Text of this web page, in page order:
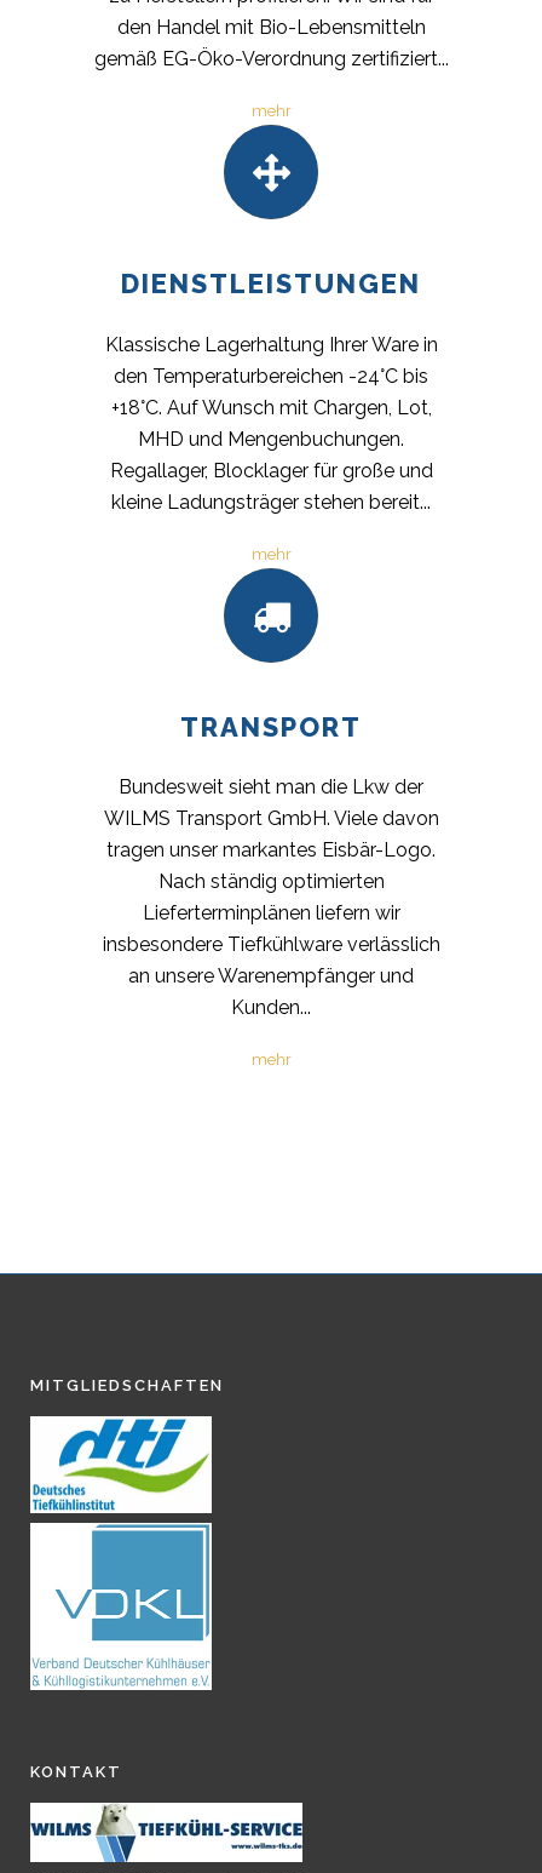
den Handel mit Bio-Lebensmitteln
gemäß EG-Öko-Verordnung zertifiziert...
mehr
DIENSTLEISTUNGEN
Klassische Lagerhaltung Ihrer Ware in
den Temperaturbereichen -24°C bis
+18°C. Auf Wunsch mit Chargen, Lot,
MHD und Mengenbuchungen.
Regallager, Blocklager für große und
kleine Ladungsträger stehen bereit...
mehr
TRANSPORT
Bundesweit sieht man die Lkw der
WILMS Transport GmbH. Viele davon
tragen unser markantes Eisbär-Logo.
Nach ständig optimierten
Lieferterminplänen liefern wir
insbesondere Tiefkühlware verlässlich
an unsere Warenempfänger und
Kunden...
mehr
MITGLIEDSCHAFTEN
KONTAKT